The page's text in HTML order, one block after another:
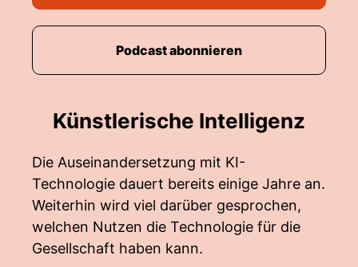
Künstlerische Intelligenz
Die Auseinandersetzung mit KI-
Technologie dauert bereits einige Jahre an.
Weiterhin wird viel darüber gesprochen,
welchen Nutzen die Technologie für die
Gesellschaft haben kann.
Podcast abonnieren